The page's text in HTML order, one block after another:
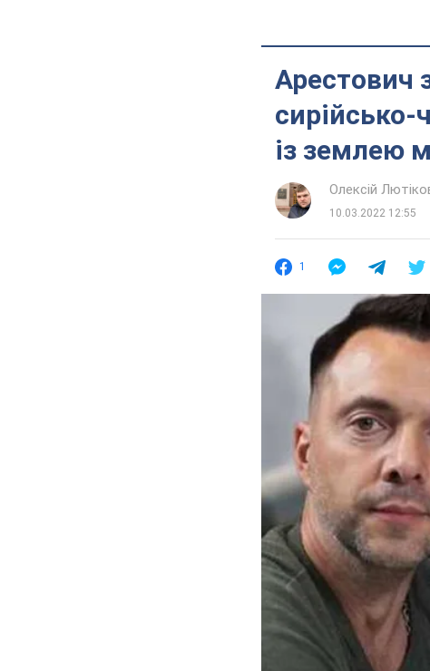
Арестович
сирійсько-
із землею
Олексій
10.03.2022 12:55
1